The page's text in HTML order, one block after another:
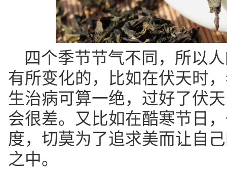
四个季节节气不同，所以
有所变化的，比如在伏天时
生治病可算一绝，过好了伏
会很差。又比如在酷寒节日
度，切莫为了追求美而让自
之中。